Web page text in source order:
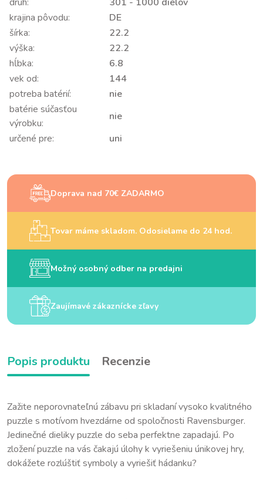
krajina pôvodu:
DE
šírka:
22.2
výška:
22.2
hĺbka:
6.8
vek od:
144
potreba batérií:
nie
batérie súčasťou
výrobku:
nie
určené pre:
uni
Doprava nad 70€ ZADARMO
Tovar máme skladom. Odosielame do 24 hod.
Možný osobný odber na predajni
Zaujímavé zákaznícke zľavy
Popis produktu Recenzie
Zažite neporovnateľnú zábavu pri skladaní vysoko kvalitného
puzzle s motívom hvezdárne od spoločnosti Ravensburger.
Jedinečné dieliky puzzle do seba perfektne zapadajú. Po
zložení puzzle na vás čakajú úlohy k vyriešeniu únikovej hry,
dokážete rozlúštiť symboly a vyriešiť hádanku?